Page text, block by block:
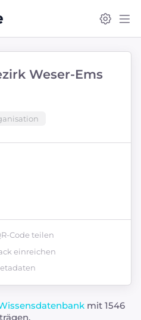
Weser-Ems
Code teilen
einreichen
mit 1546